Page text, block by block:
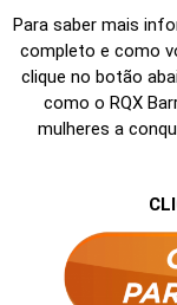
Para saber mais
completo e como
clique no botão
como o RQX
mulheres a